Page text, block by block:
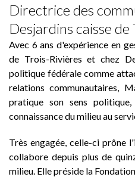
Directrice des
Desjardins caisse
Avec 6 ans d'expérience en
de Trois-Rivières et chez
politique fédérale comme
relations communautaires,
pratique son sens
connaissance du milieu au
Très engagée, celle-ci prône
collabore depuis plus de
milieu. Elle préside la